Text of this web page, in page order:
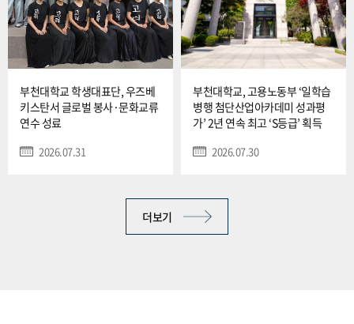
부천대학교 학생대표단, 우즈베
키스탄서 글로벌 봉사·문화교류
연수 성료
2026.07.31
부천대학교, 고용노동부 ‘일학습
병행 첨단산업아카데미 성과평
가’ 2년 연속 최고 ‘S등급’ 획득
2026.07.30
더보기